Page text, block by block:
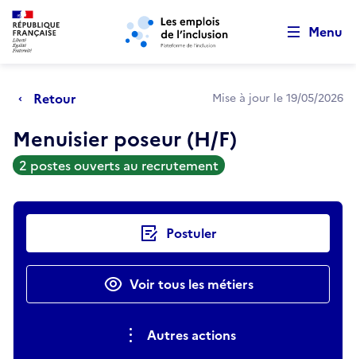
Aller au menu principal Aller au contenu principal
Menu
Retour Mise à jour le 19/05/2026
Menuisier poseur (H/F)
2 postes ouverts au recrutement
Actions rapides Postuler
Voir tous les métiers
Autres actions
Retour au début de la page
Panneau de gestion des cookies